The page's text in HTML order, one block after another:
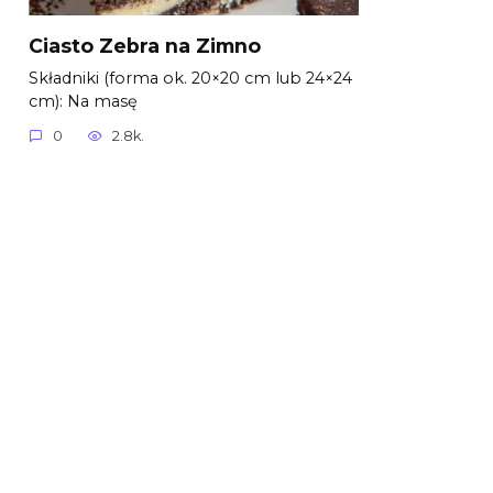
Ciasto Zebra na Zimno
Składniki (forma ok. 20×20 cm lub 24×24
cm): Na masę
0 2.8k.